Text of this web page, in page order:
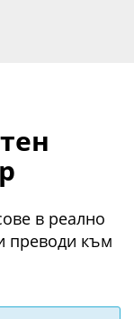
в реално
преводи към